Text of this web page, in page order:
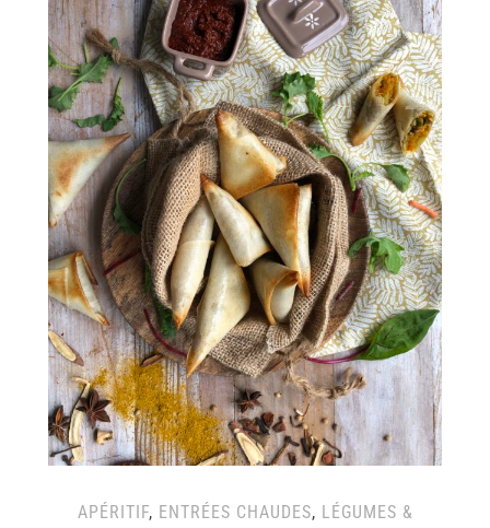
APÉRITIF, ENTRÉES CHAUDES, LÉGUMES &